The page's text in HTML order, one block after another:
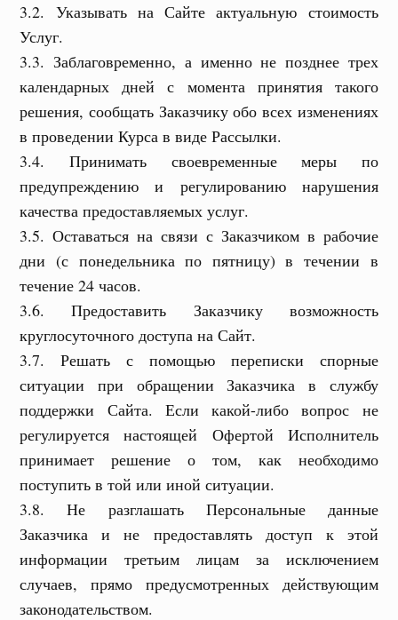
3.2. Указывать на Сайте актуальную стоимость
Услуг.
3.3. Заблаговременно, а именно не позднее трех
календарных дней с момента принятия такого
решения, сообщать Заказчику обо всех изменениях
в проведении Курса в виде Рассылки.
3.4. Принимать своевременные меры по
предупреждению и регулированию нарушения
качества предоставляемых услуг.
3.5. Оставаться на связи с Заказчиком в рабочие
дни (с понедельника по пятницу) в течении в
течение 24 часов.
3.6. Предоставить Заказчику возможность
круглосуточного доступа на Сайт.
3.7. Решать с помощью переписки спорные
ситуации при обращении Заказчика в службу
поддержки Сайта. Если какой-либо вопрос не
регулируется настоящей Офертой Исполнитель
принимает решение о том, как необходимо
поступить в той или иной ситуации.
3.8. Не разглашать Персональные данные
Заказчика и не предоставлять доступ к этой
информации третьим лицам за исключением
случаев, прямо предусмотренных действующим
законодательством.